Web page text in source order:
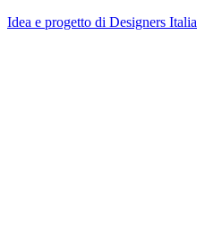
Idea e progetto di Designers Italia